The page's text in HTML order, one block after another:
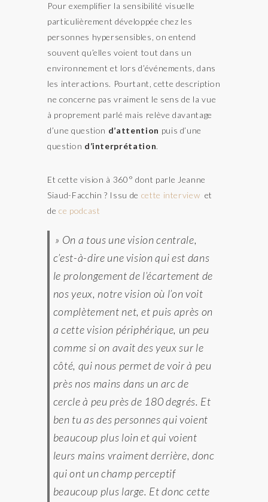
Pour exemplifier la sensibilité visuelle
particulièrement développée chez les
personnes hypersensibles, on entend
souvent qu’elles voient tout dans un
environnement et lors d’événements, dans
les interactions. Pourtant, cette description
ne concerne pas vraiment le sens de la vue
à proprement parlé mais relève davantage
d’une question d’attention puis d’une
question d’interprétation.
Et cette vision à 360° dont parle Jeanne
Siaud-Facchin ? Issu de cette interview et
de ce podcast
» On a tous une vision centrale,
c’est-à-dire une vision qui est dans
le prolongement de l’écartement de
nos yeux, notre vision où l’on voit
complètement net, et puis après on
a cette vision périphérique, un peu
comme si on avait des yeux sur le
côté, qui nous permet de voir à peu
près nos mains dans un arc de
cercle à peu près de 180 degrés. Et
ben tu as des personnes qui voient
beaucoup plus loin et qui voient
leurs mains vraiment derrière, donc
qui ont un champ perceptif
beaucoup plus large. Et donc cette